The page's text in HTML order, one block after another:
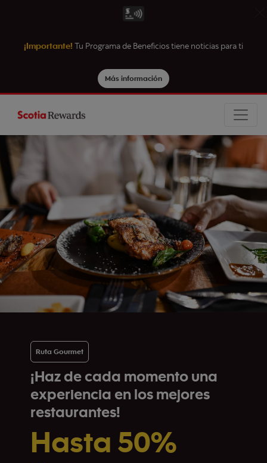
¡Importante! Tu Programa de Beneficios tiene noticias para ti
Más información
Ruta Gourmet
¡Haz de cada momento una
experiencia en los mejores
restaurantes!
Hasta 50%